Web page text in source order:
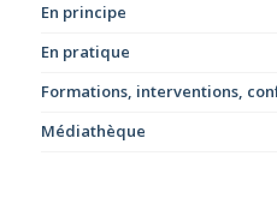
En principe
En pratique
Formations, interventions,
Médiathèque